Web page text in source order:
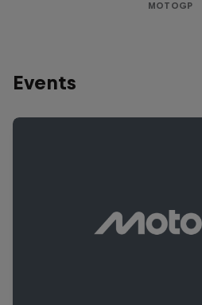
MOTOGP
Events